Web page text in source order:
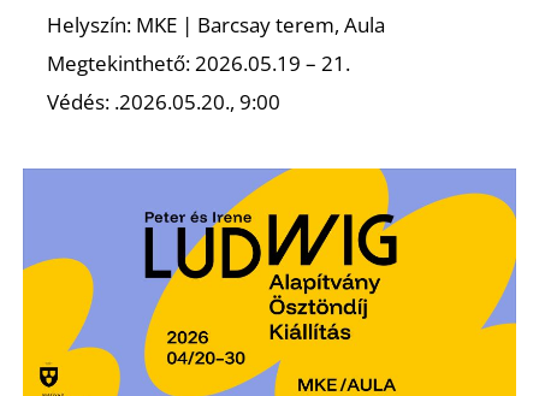
Helyszín: MKE | Barcsay terem, Aula
Megtekinthető: 2026.05.19 – 21.
Védés: .2026.05.20., 9:00